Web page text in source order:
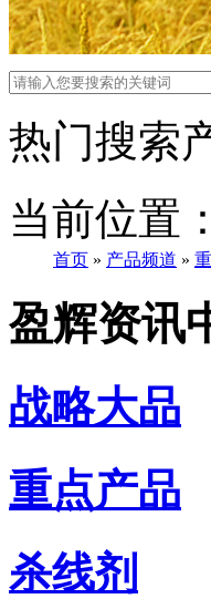
热门搜索
当前位置：
首页 » 产品频道 »
盈辉资讯
战略大品
重点产品
杀线剂